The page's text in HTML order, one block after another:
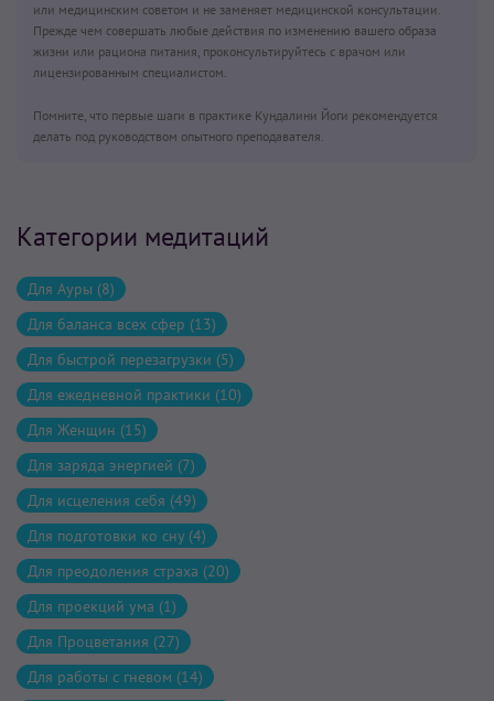
или медицинским советом и не заменяет медицинской консультации.
Прежде чем совершать любые действия по изменению вашего образа
жизни или рациона питания, проконсультируйтесь с врачом или
лицензированным специалистом.
Помните, что первые шаги в практике Кундалини Йоги рекомендуется
делать под руководством опытного преподавателя.
Категории медитаций
Для Ауры (8)
Для баланса всех сфер (13)
Для быстрой перезагрузки (5)
Для ежедневной практики (10)
Для Женщин (15)
Для заряда энергией (7)
Для исцеления себя (49)
Для подготовки ко сну (4)
Для преодоления страха (20)
Для проекций ума (1)
Для Процветания (27)
Для работы с гневом (14)